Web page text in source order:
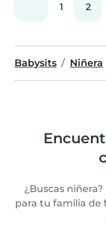
1 2
Babysits Niñera
¿Buscas
para tu familia de